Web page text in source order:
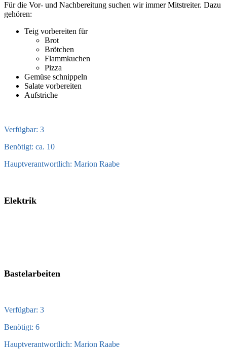
Für die Vor- und Nachbereitung suchen wir immer Mitstreiter. Dazu
gehören:
Teig vorbereiten für
Brot
Brötchen
Flammkuchen
Pizza
Gemüse schnippeln
Salate vorbereiten
Aufstriche
Verfügbar: 3
Benötigt: ca. 10
Hauptverantwortlich: Marion Raabe
Elektrik
Bastelarbeiten
Verfügbar: 3
Benötigt: 6
Hauptverantwortlich: Marion Raabe